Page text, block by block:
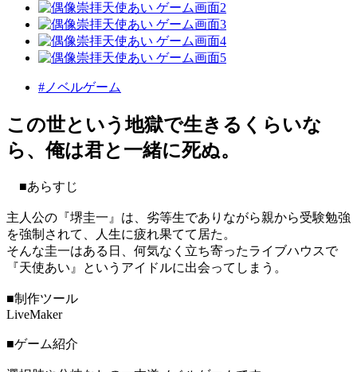
#ノベルゲーム
この世という地獄で生きるくらいな
ら、俺は君と一緒に死ぬ。
■あらすじ
主人公の『堺圭一』は、劣等生でありながら親から受験勉強
を強制されて、人生に疲れ果てて居た。
そんな圭一はある日、何気なく立ち寄ったライブハウスで
『天使あい』というアイドルに出会ってしまう。
■制作ツール
LiveMaker
■ゲーム紹介